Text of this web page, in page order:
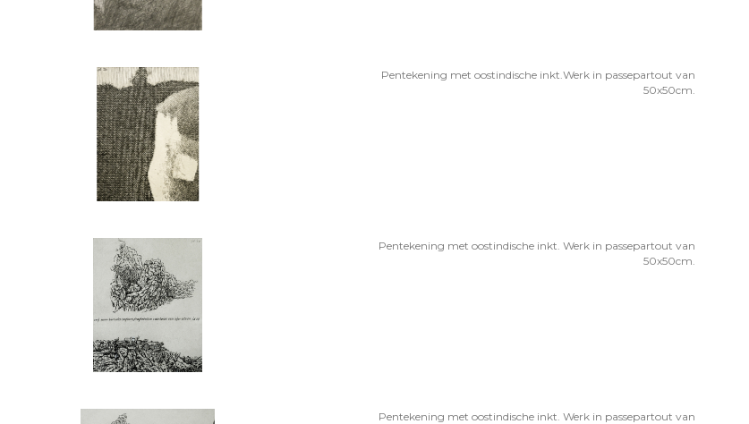
Pentekening met oostindische inkt.Werk in passepartout van
50x50cm.
Pentekening met oostindische inkt. Werk in passepartout van
50x50cm.
Pentekening met oostindische inkt. Werk in passepartout van